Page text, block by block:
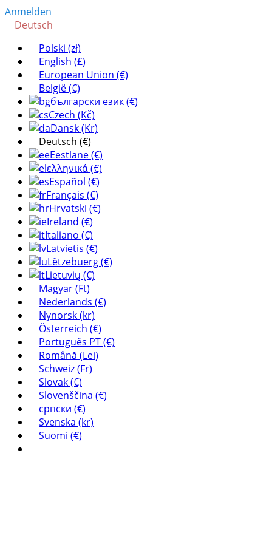
Anmelden
Deutsch
Polski (zł)
English (£)
European Union (€)
België (€)
български език (€)
Czech (Kč)
Dansk (Kr)
Deutsch (€)
Eestlane (€)
ελληνικά (€)
Español (€)
Français (€)
Hrvatski (€)
Ireland (€)
Italiano (€)
Latvietis (€)
Lëtzebuerg (€)
Lietuvių (€)
Magyar (Ft)
Nederlands (€)
Nynorsk (kr)
Österreich (€)
Português PT (€)
Română (Lei)
Schweiz (Fr)
Slovak (€)
Slovenščina (€)
српски (€)
Svenska (kr)
Suomi (€)